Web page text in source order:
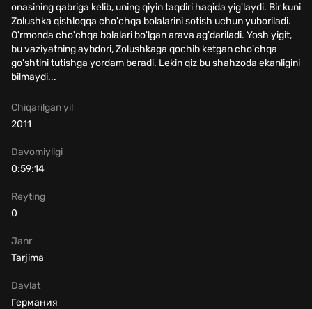
onasining qabriga kelib, uning qiyin taqdiri haqida yig'laydi. Bir kuni
Zolushka qishloqqa cho'chqa bolalarini sotish uchun yuboriladi.
O'rmonda cho'chqa bolalari bo'lgan arava ag'dariladi. Yosh yigit,
bu vaziyatning aybdori, Zolushkaga qochib ketgan cho'chqa
go'shtini tutishga yordam beradi. Lekin qiz bu shahzoda ekanligini
bilmaydi...
Chiqarilgan yil
2011
Janr
Tarjima
Davomiyligi
0:59:14
Davlat
Германия
Reyting
0